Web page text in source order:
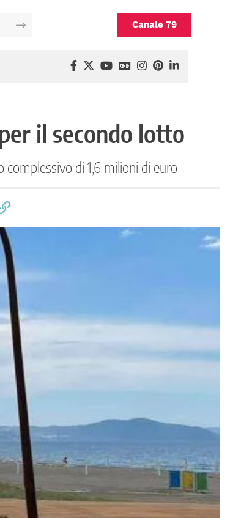
Canale 79
il secondo lotto
di 1,6 milioni di euro